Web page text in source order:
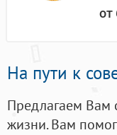
от
На пути к
Предлагаем Вам
жизни. Вам